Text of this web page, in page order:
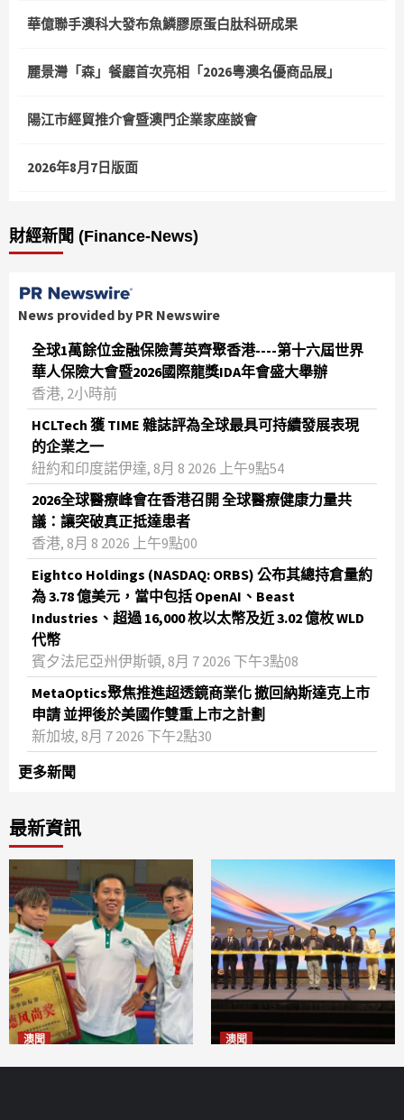
華億聯手澳科大發布魚鱗膠原蛋白肽科研成果
麗景灣「森」餐廳首次亮相「2026粵澳名優商品展」
陽江市經貿推介會暨澳門企業家座談會
2026年8月7日版面
財經新聞 (Finance-News)
News provided by PR Newswire
全球1萬餘位金融保險菁英齊聚香港----第十六屆世界
華人保險大會暨2026國際龍獎IDA年會盛大舉辦
香港, 2小時前
HCLTech 獲 TIME 雜誌評為全球最具可持續發展表現
的企業之一
紐約和印度諾伊達, 8月 8 2026 上午9點54
2026全球醫療峰會在香港召開 全球醫療健康力量共
議：讓突破真正抵達患者
香港, 8月 8 2026 上午9點00
Eightco Holdings (NASDAQ: ORBS) 公布其總持倉量約
為 3.78 億美元，當中包括 OpenAI、Beast
Industries、超過 16,000 枚以太幣及近 3.02 億枚 WLD
代幣
賓夕法尼亞州伊斯頓, 8月 7 2026 下午3點08
MetaOptics聚焦推進超透鏡商業化 撤回納斯達克上市
申請 並押後於美國作雙重上市之計劃
新加坡, 8月 7 2026 下午2點30
更多新聞
最新資訊
澳聞 澳聞